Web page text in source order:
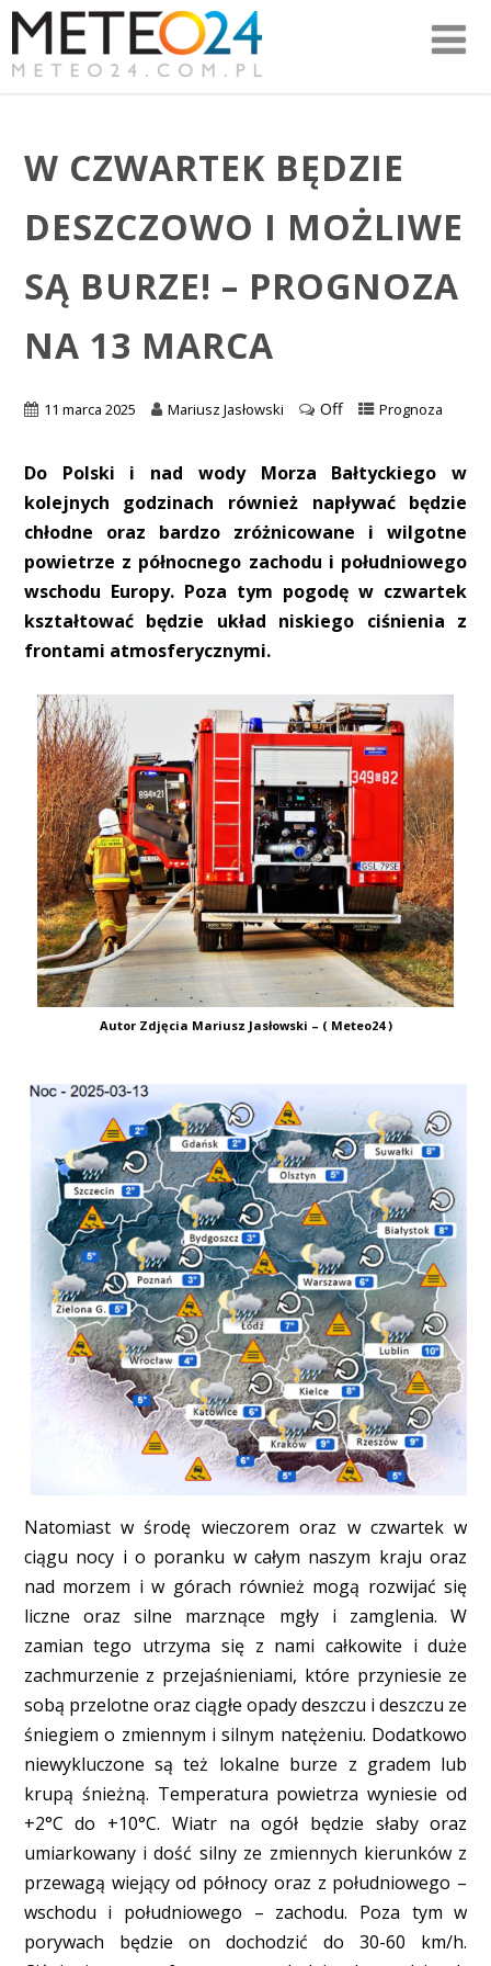
W CZWARTEK BĘDZIE
DESZCZOWO I MOŻLIWE
SĄ BURZE! – PROGNOZA
NA 13 MARCA
11 marca 2025 Mariusz Jasłowski Off Prognoza
Do Polski i nad wody Morza Bałtyckiego w
kolejnych godzinach również napływać będzie
chłodne oraz bardzo zróżnicowane i wilgotne
powietrze z północnego zachodu i południowego
wschodu Europy. Poza tym pogodę w czwartek
kształtować będzie układ niskiego ciśnienia z
frontami atmosferycznymi.
Autor Zdjęcia Mariusz Jasłowski – ( Meteo24 )
Natomiast w środę wieczorem oraz w czwartek w
ciągu nocy i o poranku w całym naszym kraju oraz
nad morzem i w górach również mogą rozwijać się
liczne oraz silne marznące mgły i zamglenia. W
zamian tego utrzyma się z nami całkowite i duże
zachmurzenie z przejaśnieniami, które przyniesie ze
sobą przelotne oraz ciągłe opady deszczu i deszczu ze
śniegiem o zmiennym i silnym natężeniu. Dodatkowo
niewykluczone są też lokalne burze z gradem lub
krupą śnieżną. Temperatura powietrza wyniesie od
+2°C do +10°C. Wiatr na ogół będzie słaby oraz
umiarkowany i dość silny ze zmiennych kierunków z
przewagą wiejący od północy oraz z południowego –
wschodu i południowego – zachodu. Poza tym w
porywach będzie on dochodzić do 30-60 km/h.